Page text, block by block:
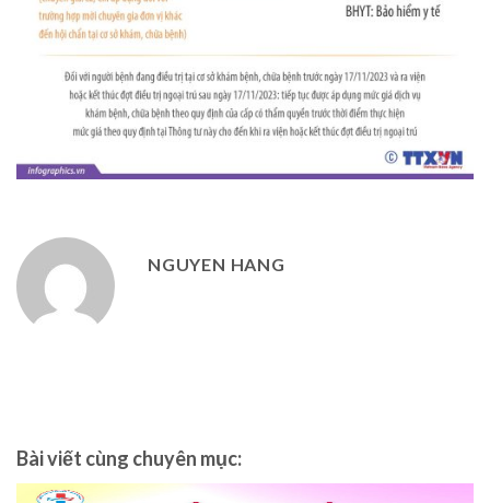
NGUYEN HANG
Bài viết cùng chuyên mục: